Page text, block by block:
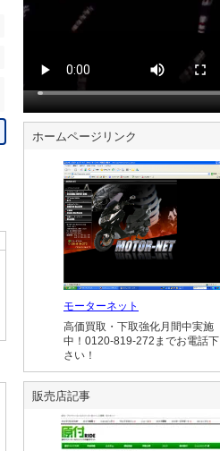
ホームページリンク
モーターネット
高価買取・下取強化月間中実施
中！0120-819-272までお電話下
さい！
販売店記事